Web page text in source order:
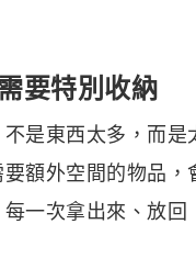
要特別收納
是東西太多，而是
額外空間的物品，
一次拿出來、放回